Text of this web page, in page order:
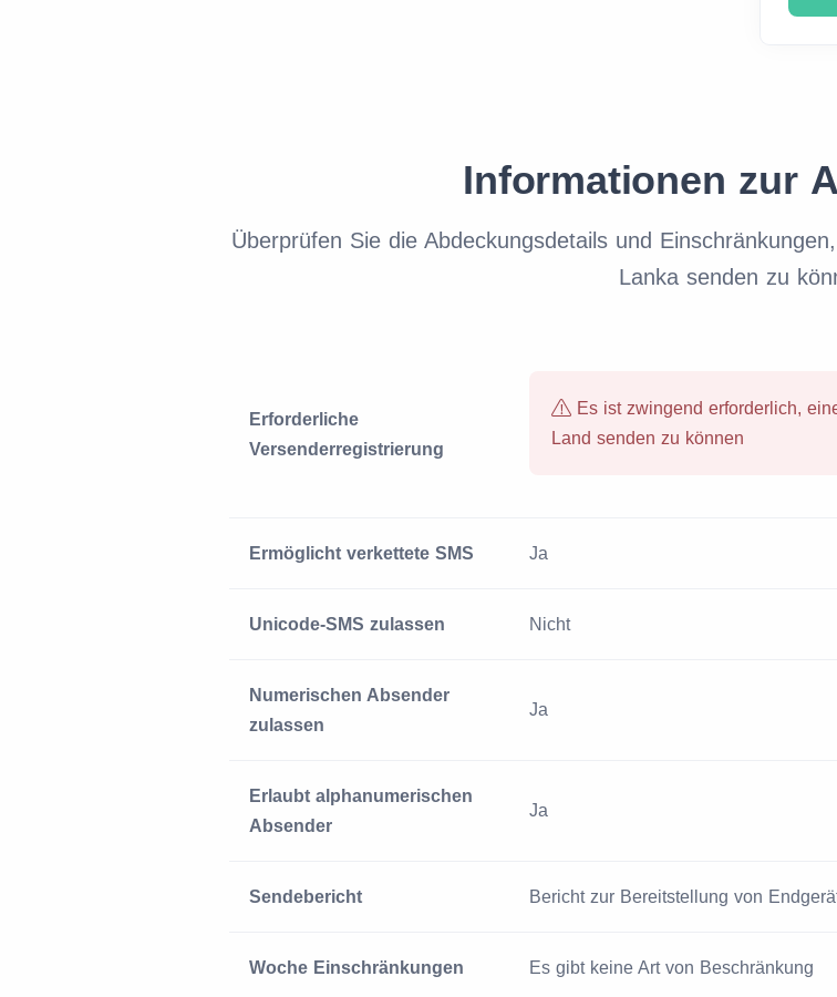
Informationen zur
Überprüfen Sie die Abdeckungsdetails und
Lanka senden zu
Erforderliche
Versenderregistrierung
Es ist zwingend erforderlich,
Land senden zu können
Ermöglicht verkettete SMS Ja
Unicode-SMS zulassen Nicht
Numerischen Absender
zulassen
Ja
Erlaubt alphanumerischen
Absender
Ja
Sendebericht Bericht zur Bereitstellung von
Woche Einschränkungen Es gibt keine Art von Beschränkung